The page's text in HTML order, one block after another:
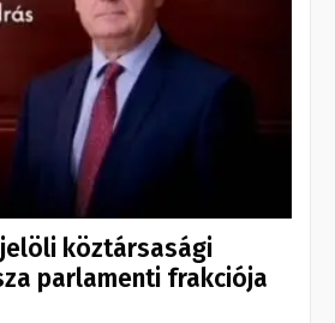
köztársasági
parlamenti frakciója